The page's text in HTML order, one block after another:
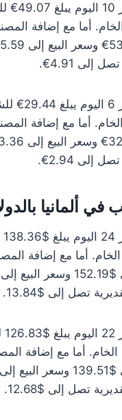
سعر الذهب
الخام. أما مع إضافة
إلى 4.91€.
سعر الذهب
الخام. أما مع إضافة
إلى 2.94€.
في ألمانيا
للبيع الخام. أما مع إضافة
تصل إلى $13.84.
للبيع الخام. أما مع إضافة
تصل إلى $12.68.